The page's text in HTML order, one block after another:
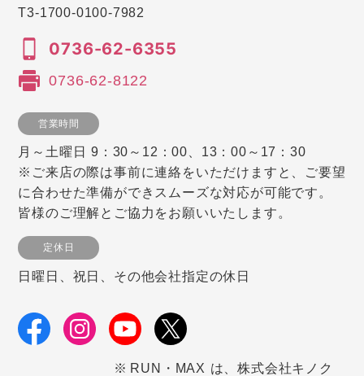
T3-1700-0100-7982
0736-62-6355
0736-62-8122
営業時間
月～土曜日 9：30～12：00、13：00～17：30
※ご来店の際は事前に連絡をいただけますと、ご要望
に合わせた準備ができスムーズな対応が可能です。
皆様のご理解とご協力をお願いいたします。
定休日
日曜日、祝日、その他会社指定の休日
RUN・MAX は、株式会社キノク